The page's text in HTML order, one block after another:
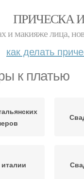
ПРИЧЕСКА
и макияже лица,
как делать
к платью